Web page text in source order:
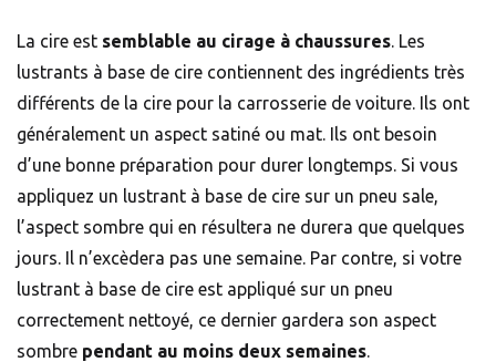
La cire est semblable au cirage à chaussures. Les
lustrants à base de cire contiennent des ingrédients très
différents de la cire pour la carrosserie de voiture. Ils ont
généralement un aspect satiné ou mat. Ils ont besoin
d’une bonne préparation pour durer longtemps. Si vous
appliquez un lustrant à base de cire sur un pneu sale,
l’aspect sombre qui en résultera ne durera que quelques
jours. Il n’excèdera pas une semaine. Par contre, si votre
lustrant à base de cire est appliqué sur un pneu
correctement nettoyé, ce dernier gardera son aspect
sombre pendant au moins deux semaines.